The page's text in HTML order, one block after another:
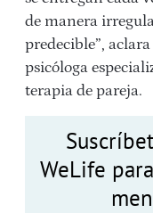
de manera
predecible”,
psicóloga
terapia de pareja.
WeLife